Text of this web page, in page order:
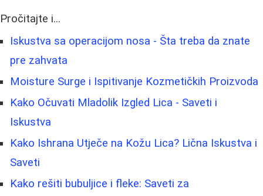
Pročitajte i...
Iskustva sa operacijom nosa - Šta treba da znate
pre zahvata
Moisture Surge i Ispitivanje Kozmetičkih Proizvoda
Kako Očuvati Mladolik Izgled Lica - Saveti i
Iskustva
Kako Ishrana Utječe na Kožu Lica? Lična Iskustva i
Saveti
Kako rešiti bubuljice i fleke: Saveti za